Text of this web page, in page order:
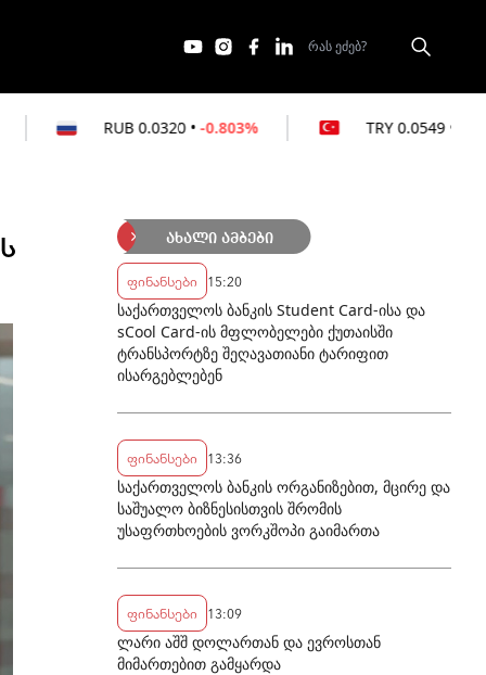
• -0.803% TRY • -0.364%
ახალი ამბები
ფინანსები 15:20
საქართველოს ბანკის Student Card-ისა და
sCool Card-ის მფლობელები ქუთაისში
ტრანსპორტზე შეღავათიანი ტარიფით
ისარგებლებენ
ფინანსები 13:36
საქართველოს ბანკის ორგანიზებით, მცირე და
საშუალო ბიზნესისთვის შრომის
უსაფრთხოების ვორკშოპი გაიმართა
ფინანსები 13:09
ლარი აშშ დოლართან და ევროსთან
მიმართებით გამყარდა